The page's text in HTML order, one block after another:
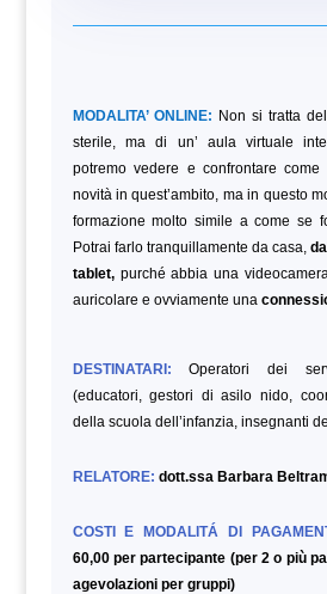
MODALITA’ ONLINE: Non si tratta
sterile, ma di un’ aula virtuale
potremo vedere e confrontare
novità in quest’ambito, ma in questo
formazione molto simile a come se
Potrai farlo tranquillamente da casa,
tablet, purché abbia una
auricolare e ovviamente una
DESTINATARI: Operatori dei
(educatori, gestori di asilo nido,
della scuola dell’infanzia, insegnanti
RELATORE: dott.ssa Barbara
COSTI E MODALITÁ DI
60,00 per partecipante (per 2 o più
agevolazioni per gruppi)